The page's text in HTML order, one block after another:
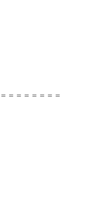
＝＝＝＝＝＝＝